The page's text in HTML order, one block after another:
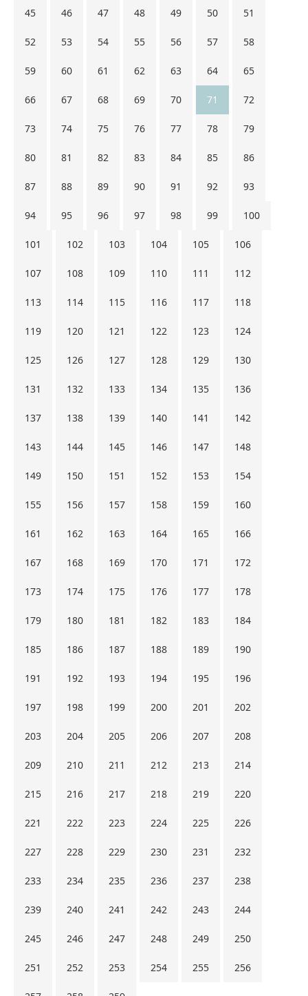
45 46 47 48 49 50 51
52 53 54 55 56 57 58
59 60 61 62 63 64 65
66 67 68 69 70 71 72
73 74 75 76 77 78 79
80 81 82 83 84 85 86
87 88 89 90 91 92 93
94 95 96 97 98 99 100
101 102 103 104 105 106
107 108 109 110 111 112
113 114 115 116 117 118
119 120 121 122 123 124
125 126 127 128 129 130
131 132 133 134 135 136
137 138 139 140 141 142
143 144 145 146 147 148
149 150 151 152 153 154
155 156 157 158 159 160
161 162 163 164 165 166
167 168 169 170 171 172
173 174 175 176 177 178
179 180 181 182 183 184
185 186 187 188 189 190
191 192 193 194 195 196
197 198 199 200 201 202
203 204 205 206 207 208
209 210 211 212 213 214
215 216 217 218 219 220
221 222 223 224 225 226
227 228 229 230 231 232
233 234 235 236 237 238
239 240 241 242 243 244
245 246 247 248 249 250
251 252 253 254 255 256